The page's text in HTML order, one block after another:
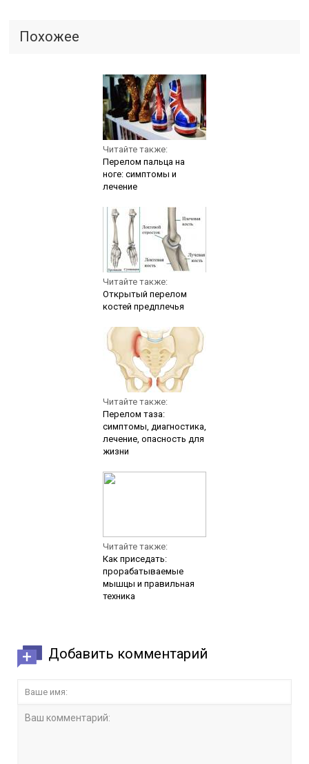
Похожее
Читайте также:
Перелом пальца на
ноге: симптомы и
лечение
Читайте также:
Открытый перелом
костей предплечья
Читайте также:
Перелом таза:
симптомы, диагностика,
лечение, опасность для
жизни
Читайте также:
Как приседать:
прорабатываемые
мышцы и правильная
техника
Добавить комментарий